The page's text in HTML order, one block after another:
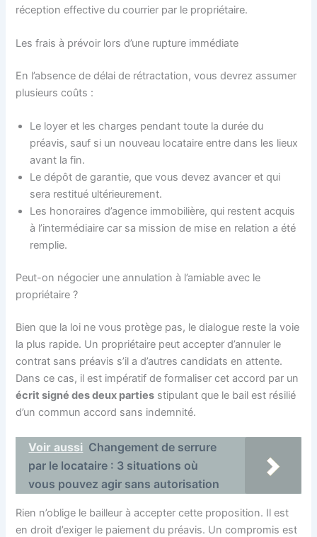
réception effective du courrier par le propriétaire.
Les frais à prévoir lors d’une rupture immédiate
En l’absence de délai de rétractation, vous devrez assumer
plusieurs coûts :
Le loyer et les charges pendant toute la durée du
préavis, sauf si un nouveau locataire entre dans les lieux
avant la fin.
Le dépôt de garantie, que vous devez avancer et qui
sera restitué ultérieurement.
Les honoraires d’agence immobilière, qui restent acquis
à l’intermédiaire car sa mission de mise en relation a été
remplie.
Peut-on négocier une annulation à l’amiable avec le
propriétaire ?
Bien que la loi ne vous protège pas, le dialogue reste la voie
la plus rapide. Un propriétaire peut accepter d’annuler le
contrat sans préavis s’il a d’autres candidats en attente.
Dans ce cas, il est impératif de formaliser cet accord par un
écrit signé des deux parties stipulant que le bail est résilié
d’un commun accord sans indemnité.
Voir aussi Changement de serrure
par le locataire : 3 situations où
vous pouvez agir sans autorisation
Rien n’oblige le bailleur à accepter cette proposition. Il est
en droit d’exiger le paiement du préavis. Un compromis est